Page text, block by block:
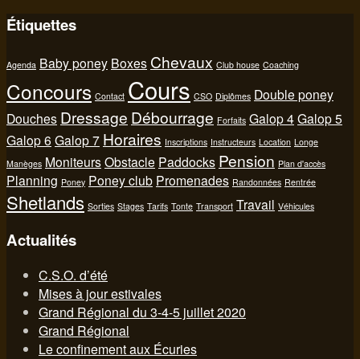
Étiquettes
Agenda Baby poney Boxes Chevaux Club house Coaching
Concours Contact Cours CSO Diplômes Double poney
Douches Dressage Débourrage Forfaits Galop 4Galop 5
Galop 6 Galop 7 Horaires Inscriptions Instructeurs Location Longe
Manèges MoniteursObstacle Paddocks Pension Plan d'accès
Planning Poney Poney club Promenades Randonnées Rentrée
Shetlands Sorties Stages Tarifs Tonte Transport Travail Véhicules
Actualités
C.S.O. d’été
Mises à jour estivales
Grand Régional du 3-4-5 juillet 2020
Grand Régional
Le confinement aux Écuries